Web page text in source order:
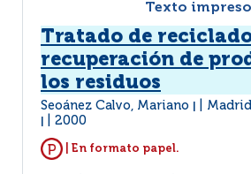
Texto impreso
Tratado de
recuperación de
los residuos
Seoánez Calvo, Mariano
2000
| En formato papel.